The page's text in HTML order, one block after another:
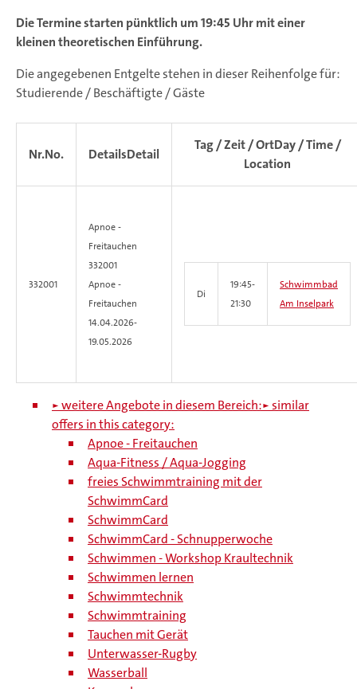
Die Termine starten pünktlich um 19:45 Uhr mit einer
kleinen theoretischen Einführung.
Die angegebenen Entgelte stehen in dieser Reihenfolge für:
Studierende / Beschäftigte / Gäste
Nr.No. DetailsDetail
Tag / Zeit / OrtDay / Time /
Location
332001
Apnoe -
Freitauchen
332001
Apnoe -
Freitauchen
14.04.2026-
19.05.2026
Di
19:45-
21:30
Schwimmbad
Am Inselpark
► weitere Angebote in diesem Bereich:► similar
offers in this category:
Apnoe - Freitauchen
Aqua-Fitness / Aqua-Jogging
freies Schwimmtraining mit der
SchwimmCard
SchwimmCard
SchwimmCard - Schnupperwoche
Schwimmen - Workshop Kraultechnik
Schwimmen lernen
Schwimmtechnik
Schwimmtraining
Tauchen mit Gerät
Unterwasser-Rugby
Wasserball